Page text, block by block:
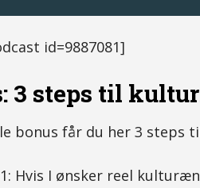
id=9887081]
3 steps til
bonus får du her 3 steps
Hvis I ønsker reel